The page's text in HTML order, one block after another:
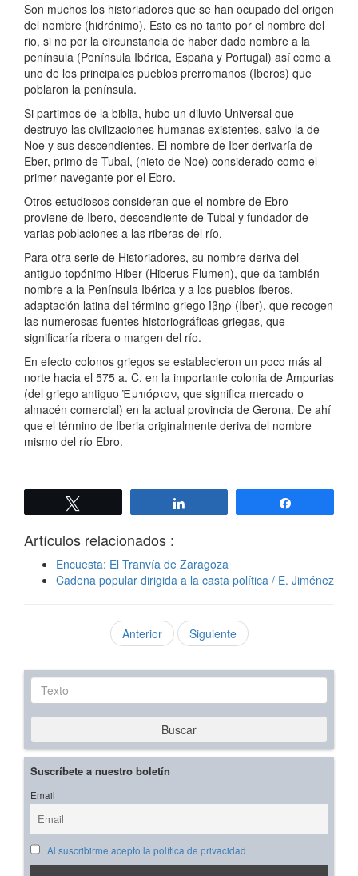
Son muchos los historiadores que se han ocupado del origen
del nombre (hidrónimo). Esto es no tanto por el nombre del
rio, si no por la circunstancia de haber dado nombre a la
península (Península Ibérica, España y Portugal) así como a
uno de los principales pueblos prerromanos (Iberos) que
poblaron la península.
Si partimos de la biblia, hubo un diluvio Universal que
destruyo las civilizaciones humanas existentes, salvo la de
Noe y sus descendientes. El nombre de Iber derivaría de
Eber, primo de Tubal, (nieto de Noe) considerado como el
primer navegante por el Ebro.
Otros estudiosos consideran que el nombre de Ebro
proviene de Ibero, descendiente de Tubal y fundador de
varias poblaciones a las riberas del río.
Para otra serie de Historiadores, su nombre deriva del
antiguo topónimo Hiber (Hiberus Flumen), que da también
nombre a la Península Ibérica y a los pueblos íberos,
adaptación latina del término griego Ίβηρ (Íber), que recogen
las numerosas fuentes historiográficas griegas, que
significaría ribera o margen del río.
En efecto colonos griegos se establecieron un poco más al
norte hacia el 575 a. C. en la importante colonia de Ampurias
(del griego antiguo Ἐμπόριον, que significa mercado o
almacén comercial) en la actual provincia de Gerona. De ahí
que el término de Iberia originalmente deriva del nombre
mismo del río Ebro.
Artículos relacionados :
Encuesta: El Tranvía de Zaragoza
Cadena popular dirigida a la casta política / E. Jiménez
Anterior Siguiente
Texto
Buscar
Suscríbete a nuestro boletín
Email
Al suscribirme acepto la política de privacidad